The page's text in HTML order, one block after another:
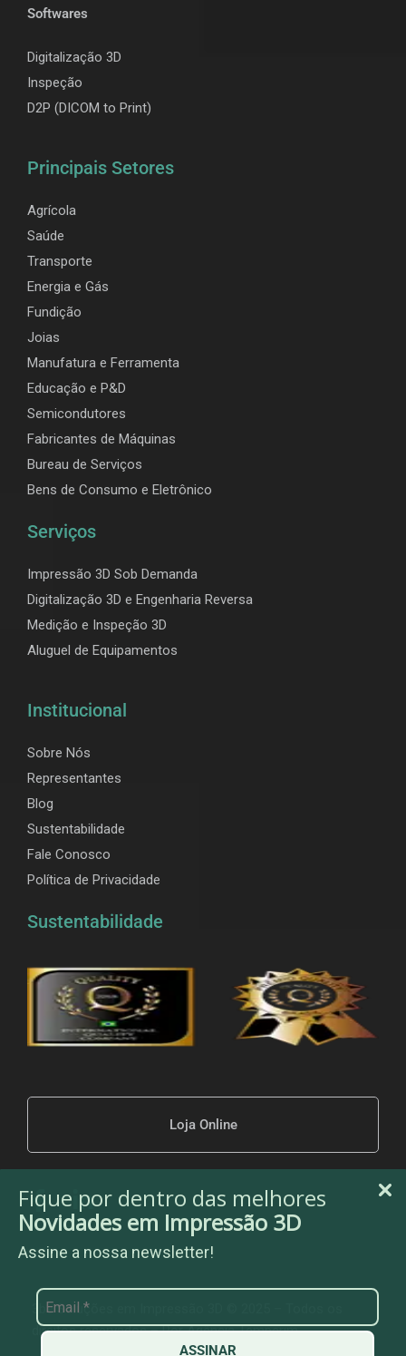
Fique por dentro das melhores
Novidades em Impressão 3D
Assine a nossa newsletter!
ASSINAR
Softwares
Digitalização 3D
Inspeção
D2P (DICOM to Print)
Principais Setores
Agrícola
Saúde
Transporte
Energia e Gás
Fundição
Joias
Manufatura e Ferramenta
Educação e P&D
Semicondutores
Fabricantes de Máquinas
Bureau de Serviços
Bens de Consumo e Eletrônico
Serviços
Impressão 3D Sob Demanda
Digitalização 3D e Engenharia Reversa
Medição e Inspeção 3D
Aluguel de Equipamentos
Institucional
Sobre Nós
Representantes
Blog
Sustentabilidade
Fale Conosco
Política de Privacidade
Sustentabilidade
Loja Online
3be Soluções em Impressão 3D © 2025 – Todos os
direitos reservados – PorAgência Temperim